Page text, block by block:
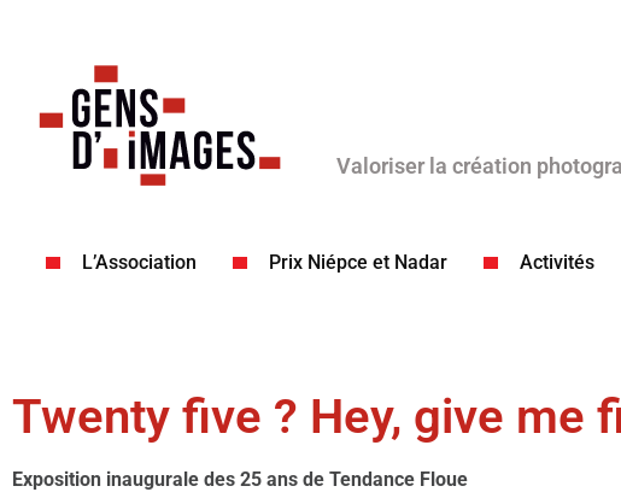
Valoriser la création
L’Association Prix Niépce et Nadar Activités
Twenty five ? Hey, give me
Exposition inaugurale des 25 ans de Tendance Floue